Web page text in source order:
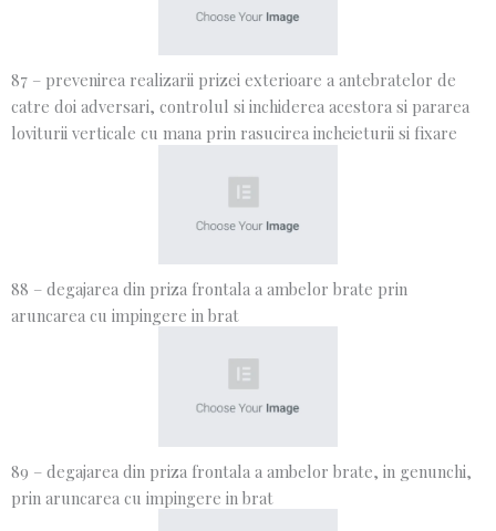
87 – prevenirea realizarii prizei exterioare a antebratelor de
catre doi adversari, controlul si inchiderea acestora si pararea
loviturii verticale cu mana prin rasucirea incheieturii si fixare
88 – degajarea din priza frontala a ambelor brate prin
aruncarea cu impingere in brat
89 – degajarea din priza frontala a ambelor brate, in genunchi,
prin aruncarea cu impingere in brat